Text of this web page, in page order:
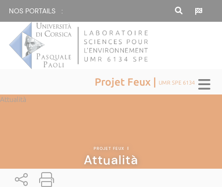
NOS PORTAILS :
Projet Feux | UMR SPE 6134
Attualità
PROJET FEUX |
Attualità